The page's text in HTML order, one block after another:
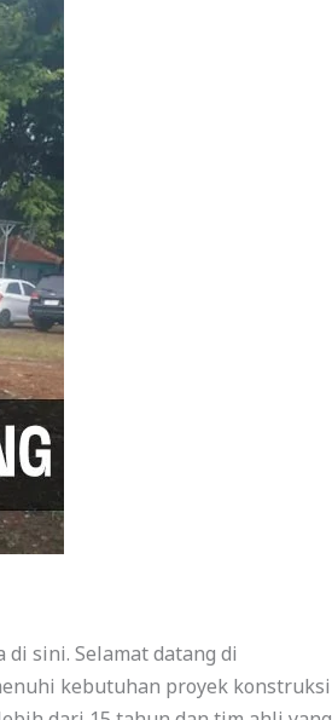
sini. Selamat datang di
kebutuhan proyek konstruksi